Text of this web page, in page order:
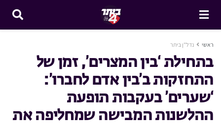
ראשי נדל"ן ביתר
בתחילת ‘בין המצרים’, זמן של
התחזקות ב’בין אדם לחברו’:
‘שערים’ בעקבות תופעת
ההלשנות המבישה שמחליפה את